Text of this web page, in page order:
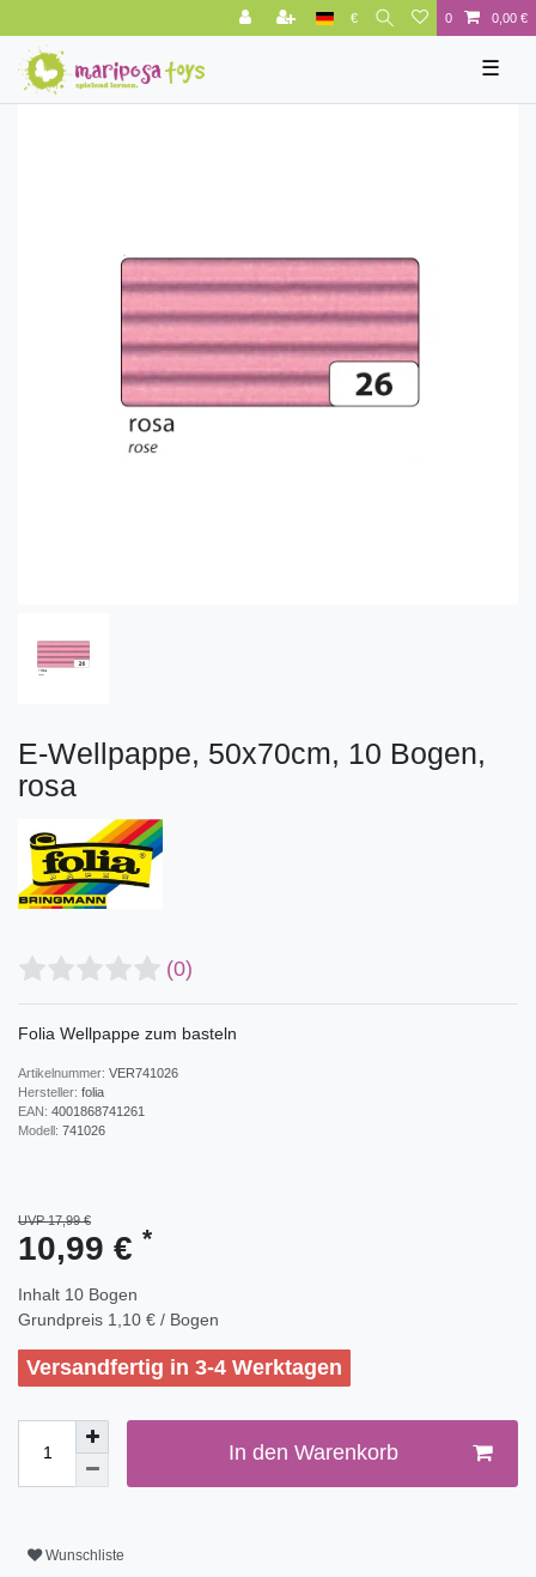
€ 0 0,00 €
☰
E-Wellpappe, 50x70cm, 10 Bogen,
rosa
(0)
Folia Wellpappe zum basteln
Artikelnummer: VER741026
Hersteller: folia
EAN: 4001868741261
Modell: 741026
UVP 17,99 €
10,99 € *
Inhalt 10 Bogen
Grundpreis 1,10 € / Bogen
Versandfertig in 3-4 Werktagen
In den Warenkorb
Wunschliste